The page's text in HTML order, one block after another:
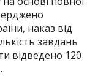
наказ від
завдань
відведено 120